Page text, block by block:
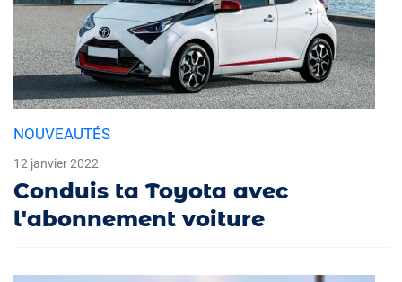
NOUVEAUTÉS
12 janvier 2022
Conduis ta Toyota avec
l'abonnement voiture